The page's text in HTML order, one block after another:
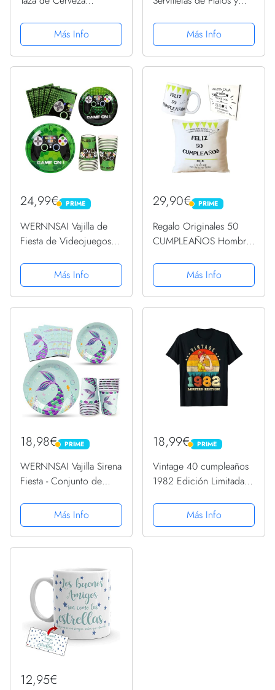
CamisetaMás Info
Hielo Tema Suministros
para la Fiesta para
Chicas Cumpleaños
Platos...
Más Info
24,99€ PRIME
PRIME
WERNNSAI Vajilla de
Fiesta de Videojuegos -
Juegos para Niños
Cumpleaños Platos de
Papel Vasos y Servilletas
PCS
Más Info
29,90€ PRIME
PRIME
Regalo Originales 50
CUMPLEAÑOS Hombre
Original Mensajes de
Amor Cojines
Decorativos I Taza
Regalo Cumpleaños.
(Pack...
Más Info
18,98€ PRIME
PRIME
WERNNSAI Vajilla Sirena
Fiesta - Conjunto de
Sirena Plato Servilletas
Tazas para Niña
Cumpleaños Baby
Más Info
18,99€ PRIME
PRIME
Vintage 40 cumpleaños
1982 Edición Limitada
CamisetaMás Info
12,95€